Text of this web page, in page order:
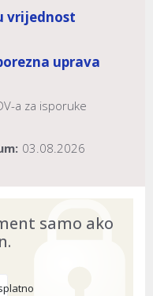
vrijednost
uprava
a za isporuke
03.08.2026
samo ako